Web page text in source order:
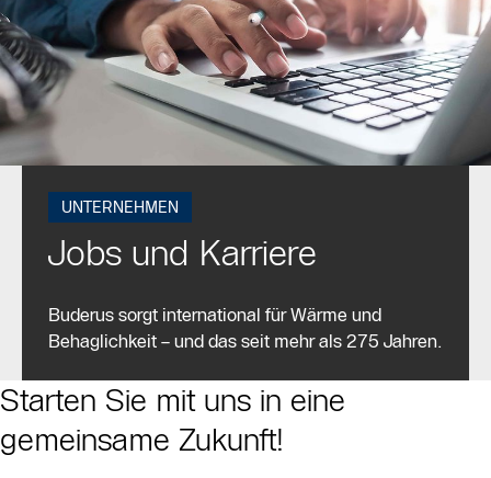
UNTERNEHMEN
Jobs und Karriere
Buderus sorgt international für Wärme und
Behaglichkeit – und das seit mehr als 275 Jahren.
Starten Sie mit uns in eine
gemeinsame Zukunft!